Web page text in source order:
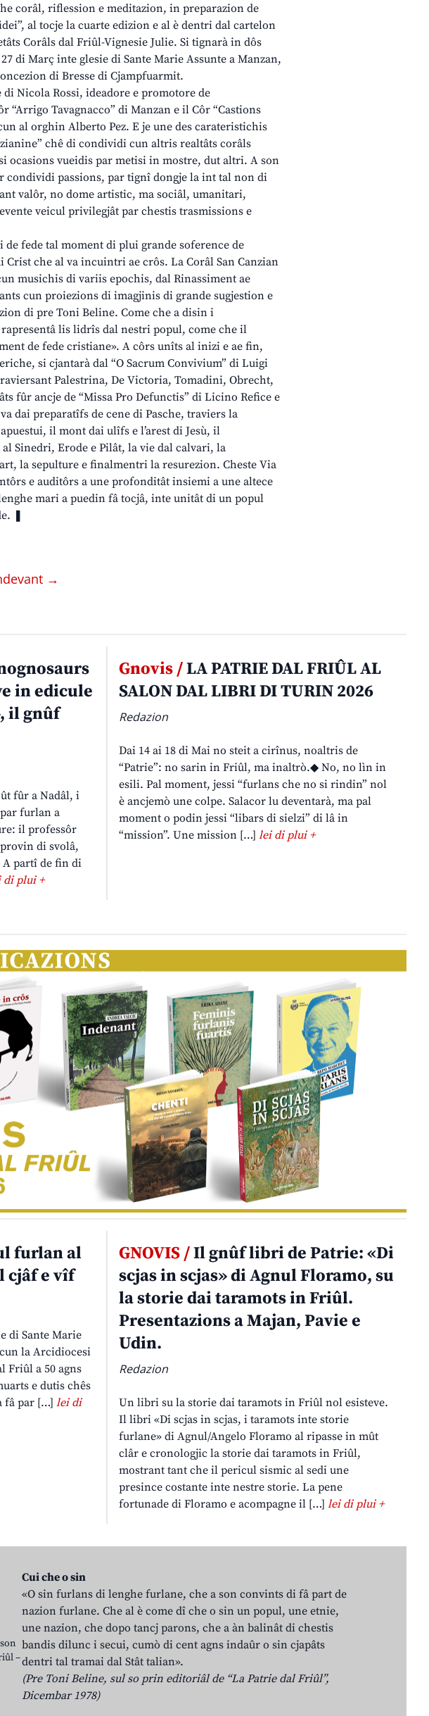
corâl, riflession e meditazion, in preparazion de
al tocje la cuarte edizion e al è dentri dal cartelon
Corâls dal Friûl-Vignesie Julie. Si tignarà in dôs
di Març inte glesie di Sante Marie Assunte a Manzan,
di Bresse di Cjampfuarmit.
Nicola Rossi, ideadore e promotore de
“Arrigo Tavagnacco” di Manzan e il Côr “Castions
al orghin Alberto Pez. E je une des carateristichis
chê di condividi cun altris realtâts corâls
ocasions vueidis par metisi in mostre, dut altri. A son
passions, par tignî dongje la int tal non di
valôr, no dome artistic, ma sociâl, umanitari,
veicul privilegjât par chestis trasmissions e
fede tal moment di plui grande soference de
che al va incuintri ae crôs. La Corâl San Canzian
musichis di variis epochis, dal Rinassiment ae
cun proiezions di imagjinis di grande sugjestion e
di pre Toni Beline. Come che a disin i
lis lidrîs dal nestri popul, come che il
de fede cristiane». A côrs unîts al inizi e ae fin,
si cjantarà dal “O Sacrum Convivium” di Luigi
Palestrina, De Victoria, Tomadini, Obrecht,
fûr ancje de “Missa Pro Defunctis” di Licino Refice e
dai preparatîfs de cene di Pasche, traviers la
il mont dai ulîfs e l’arest di Jesù, il
Sinedri, Erode e Pilât, la vie dal calvari, la
la sepulture e finalmentri la resurezion. Cheste Via
e auditôrs a une profonditât insiemi a une altece
mari a puedin fâ tocjâ, inte unitât di un popul
❚
→
in edicule
il gnûf
fûr a Nadâl, i
furlan a
il professôr
di svolâ,
partî de fin di
di plui +
Gnovis /LA PATRIE DAL FRIÛL AL
SALON DAL LIBRI DI TURIN 2026
Redazion
Dai 14 ai 18 di Mai no steit a cirînus, noaltris de
“Patrie”: no sarin in Friûl, ma inaltrò.◆ No, no lìn in
esili. Pal moment, jessi “furlans che no si rindin” nol
è ancjemò une colpe. Salacor lu deventarà, ma pal
moment o podin jessi “libars di sielzi” di lâ in
“mission”. Une mission […]lei di plui +
furlan al
cjâf e vîf
di Sante Marie
la Arcidiocesi
Friûl a 50 agns
e dutis chês
fâ par […] lei di
GNOVIS /Il gnûf libri de Patrie: «Di
scjas in scjas» di Agnul Floramo, su
la storie dai taramots in Friûl.
Presentazions a Majan, Pavie e
Udin.
Redazion
Un libri su la storie dai taramots in Friûl nol esisteve.
Il libri «Di scjas in scjas, i taramots inte storie
furlane» di Agnul/Angelo Floramo al ripasse in mût
clâr e cronologjic la storie dai taramots in Friûl,
mostrant tant che il pericul sismic al sedi une
presince costante inte nestre storie. La pene
fortunade di Floramo e acompagne il […]lei di plui +
–
Cui che o sin
«O sin furlans di lenghe furlane, che a son convints di fâ part de
nazion furlane. Che al è come dî che o sin un popul, une etnie,
une nazion, che dopo tancj parons, che a àn balinât di chestis
bandis dilunc i secui, cumò di cent agns indaûr o sin cjapâts
dentri tal tramai dal Stât talian».
(Pre Toni Beline, sul so prin editoriâl de “La Patrie dal Friûl”,
Dicembar 1978)